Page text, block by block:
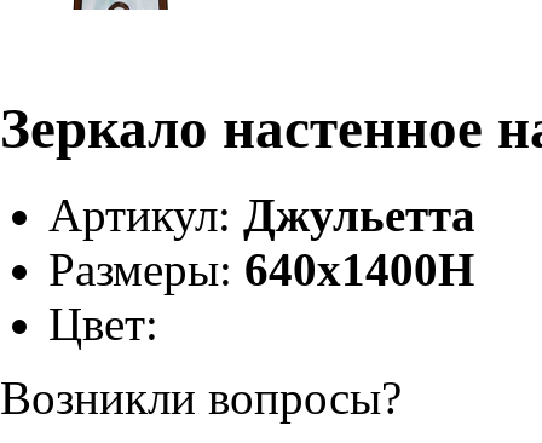
Зеркало настенное
Артикул: Джульетта
Размеры: 640x1400H
Цвет:
Возникли вопросы?